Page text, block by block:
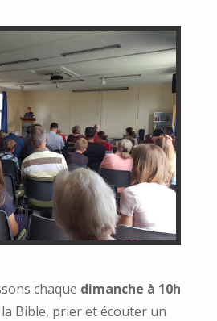
chaque dimanche à 10h
Bible, prier et écouter un